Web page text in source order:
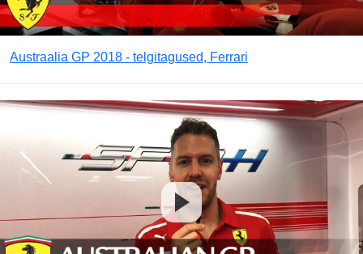
Austraalia GP 2018 - telgitagused, Ferrari